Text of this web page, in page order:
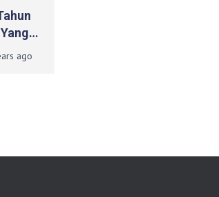
ISO
ago